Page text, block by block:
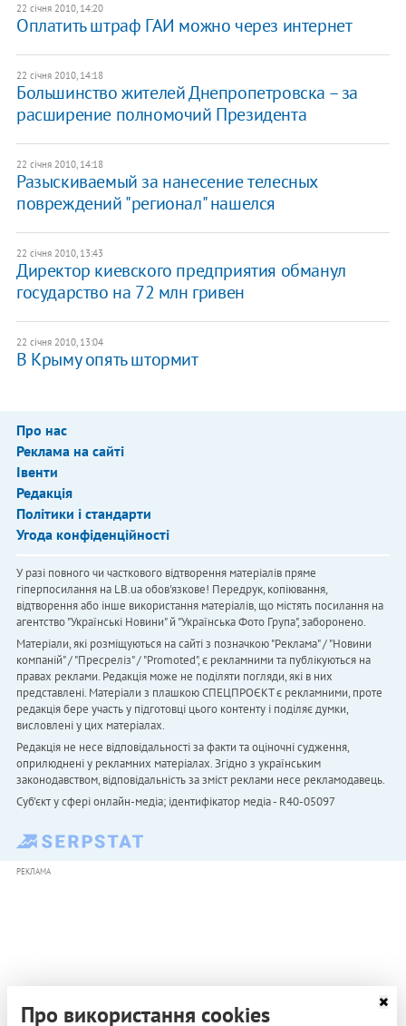
22 січня 2010, 14:20
Оплатить штраф ГАИ можно через интернет
22 січня 2010, 14:18
Большинство жителей Днепропетровска – за
расширение полномочий Президента
22 січня 2010, 14:18
Разыскиваемый за нанесение телесных
повреждений "регионал" нашелся
22 січня 2010, 13:43
Директор киевского предприятия обманул
государство на 72 млн гривен
22 січня 2010, 13:04
В Крыму опять штормит
Про нас
Реклама на сайті
Івенти
Редакція
Політики і стандарти
Угода конфіденційності
У разі повного чи часткового відтворення матеріалів пряме
гіперпосилання на LB.ua обов'язкове! Передрук, копіювання,
відтворення або інше використання матеріалів, що містять посилання на
агентство "Українськi Новини" й "Українська Фото Група", заборонено.
Матеріали, які розміщуються на сайті з позначкою "Реклама" / "Новини
компаній" / "Пресреліз" / "Promoted", є рекламними та публікуються на
правах реклами. Редакція може не поділяти погляди, які в них
представлені. Матеріали з плашкою СПЕЦПРОЄКТ є рекламними, проте
редакція бере участь у підготовці цього контенту і поділяє думки,
висловлені у цих матеріалах.
Редакція не несе відповідальності за факти та оціночні судження,
оприлюднені у рекламних матеріалах. Згідно з українським
законодавством, відповідальність за зміст реклами несе рекламодавець.
Cуб'єкт у сфері онлайн-медіа; ідентифікатор медіа - R40-05097
РЕКЛАМА
Про використання cookies